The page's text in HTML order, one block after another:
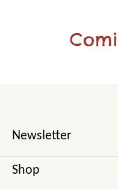
Newsletter
Shop